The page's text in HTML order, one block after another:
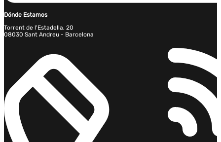
Dónde Estamos
Torrent de l'Estadella, 20
08030 Sant Andreu - Barcelona